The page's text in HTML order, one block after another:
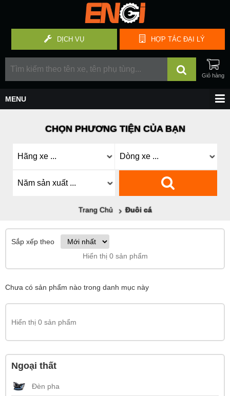
HỢP TÁC ĐẠI LÝ
DỊCH VỤ
CHỌN PHƯƠNG TIỆN CỦA BẠN
Trang Chủ Đuôi cá
Sắp xếp theo
Hiển thị 0 sản phẩm
Chưa có sản phẩm nào trong danh mục này
Hiển thị 0 sản phẩm
Ngoại thất
Đèn pha